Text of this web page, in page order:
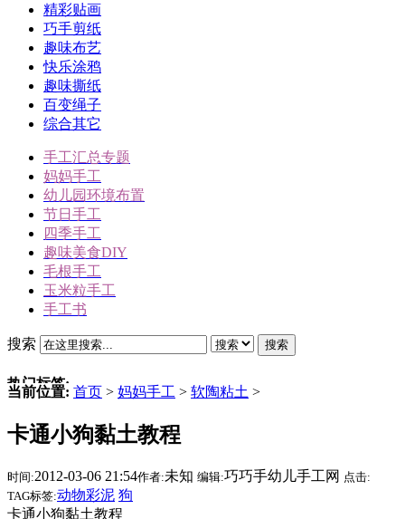
精彩贴画
巧手剪纸
趣味布艺
快乐涂鸦
趣味撕纸
百变绳子
综合其它
手工汇总专题
妈妈手工
幼儿园环境布置
节日手工
四季手工
趣味美食DIY
毛根手工
玉米粒手工
手工书
搜索 搜索
热门标签:
三角插折纸
雪人
动物手工
圣诞节手工
当前位置: 首页 > 妈妈手工 > 软陶粘土 >
卡通小狗黏土教程
时间:2012-03-06 21:54作者:未知 编辑:巧巧手幼儿手工网 点击:
TAG标签:动物彩泥 狗
卡通小狗黏土教程